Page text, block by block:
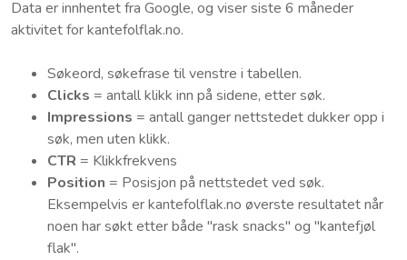
Data er innhentet fra Google, og viser siste 6 måneder
aktivitet for kantefolflak.no.
Søkeord, søkefrase til venstre i tabellen.
Clicks = antall klikk inn på sidene, etter søk.
Impressions = antall ganger nettstedet dukker opp i
søk, men uten klikk.
CTR = Klikkfrekvens
Position = Posisjon på nettstedet ved søk.
Eksempelvis er kantefolflak.no øverste resultatet når
noen har søkt etter både "rask snacks" og "kantefjøl
flak".